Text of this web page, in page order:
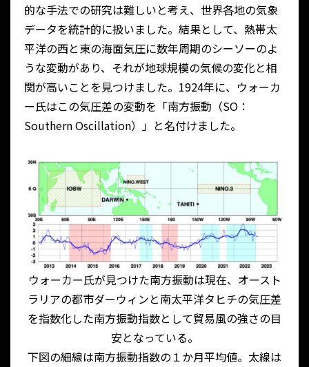
的な手法での研究は難しいと考え、世界各地の気象
データを統計的に扱いました。結果として、熱帯太
平洋の西と東の海面気圧に数年周期のシーソーのよ
うな変動があり、それが地球規模の気候の変化と相
関が高いことを見つけました。1924年に、ウォーカ
ー氏はこの気圧差の変動を「南方振動（SO：
Southern Oscillation）」と名付けました。
ウォーカー氏が見つけた南方振動は現在、オースト
ラリアの都市ダーウィンと南太平洋タヒチの気圧差
を指数化した南方振動指数として貿易風の強さの目
安となっている。
下図の細線は南方振動指数の１か月平均値。太線は